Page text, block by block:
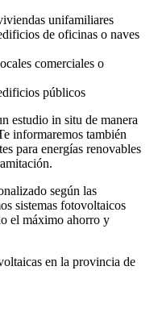
unifamiliares
de oficinas o naves
comerciales o
públicos
estudio in situ de manera
informaremos también
para energías renovables
según las
sistemas fotovoltaicos
el máximo ahorro y
en la provincia de